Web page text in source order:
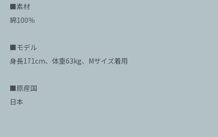
■素材
綿100％
■モデル
身長171cm、体重63kg、Mサイズ着用
■原産国
日本